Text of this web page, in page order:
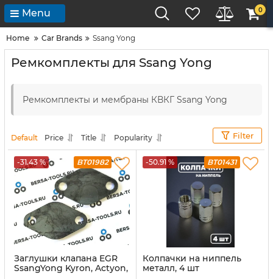
Menu 0
Home Car Brands Ssang Yong
Ремкомплекты для Ssang Yong
Ремкомплекты и мембраны КВКГ Ssang Yong
Default Price Title Popularity Filter
-31.43 % BT01982
Заглушки клапана EGR
SsangYong Kyron, Actyon,
-50.91 % BT01431
Колпачки на ниппель
металл, 4 шт